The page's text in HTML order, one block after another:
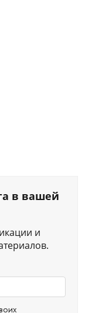
в вашей
и